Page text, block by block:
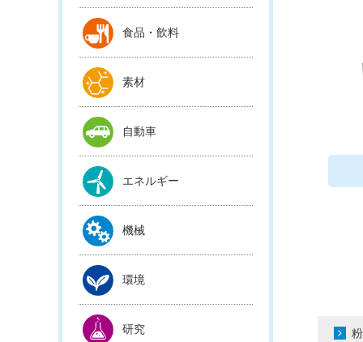
食品・飲料
素材
自動車
エネルギー
機械
環境
研究